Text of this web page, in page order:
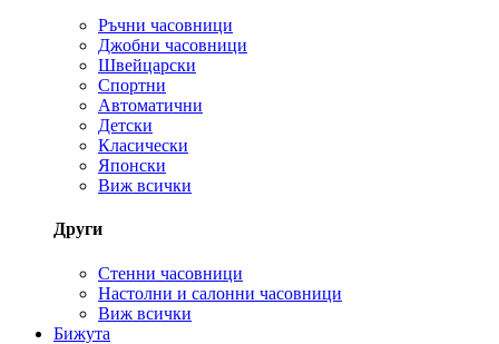
Ръчни часовници
Джобни часовници
Швейцарски
Спортни
Автоматични
Детски
Класически
Японски
Виж всички
Други
Стенни часовници
Настолни и салонни часовници
Виж всички
Бижута